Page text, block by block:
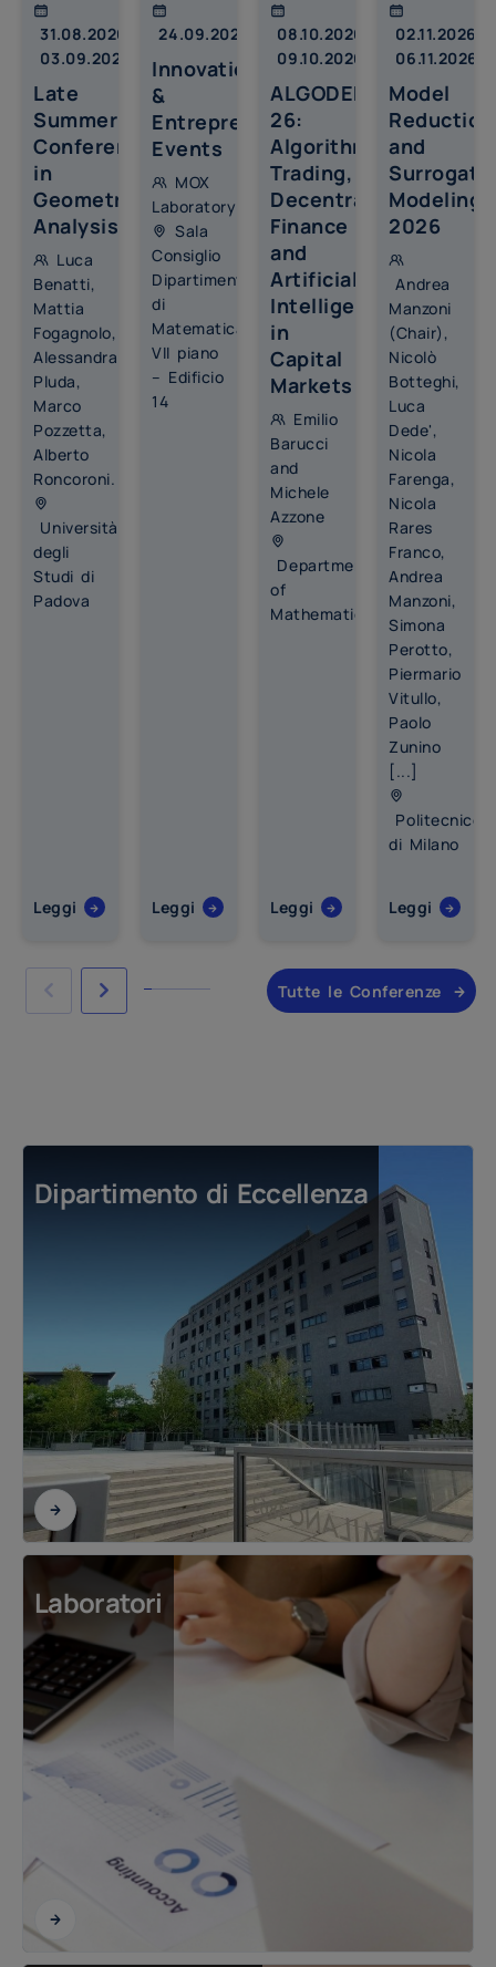
31.08.2026 –
03.09.2026
Late
Summer
Conference
in
Geometric
Analysis
Luca
Benatti,
Mattia
Fogagnolo,
Alessandra
Pluda,
Marco
Pozzetta,
Alberto
Roncoroni.
Università
degli
Studi di
Padova
Leggi
24.09.2026
Innovation
&
Entrepreneurship
Events
MOX
Laboratory
Sala
Consiglio
Dipartimento
di
Matematica,
VII piano
– Edificio
14
Leggi
08.10.2026 –
09.10.2026
ALGODEFI
26:
Algorithmic
Trading,
Decentralized
Finance
and
Artificial
Intelligence
in
Capital
Markets
Emilio
Barucci
and
Michele
Azzone
Department
of
Mathematics
Leggi
02.11.2026 –
06.11.2026
Model
Reduction
and
Surrogate
Modeling
2026
Andrea
Manzoni
(Chair),
Nicolò
Botteghi,
Luca
Dede',
Nicola
Farenga,
Nicola
Rares
Franco,
Andrea
Manzoni,
Simona
Perotto,
Piermario
Vitullo,
Paolo
Zunino
[...]
Politecnico
di Milano
Leggi
Tutte le Conferenze
Dipartimento di Eccellenza
Laboratori
Google Analytics 4 viene usato esclusivamente
sono attivi Google Signals, remarketing, pubblicita
personalizzata o collegamenti a Google Ads.
Scopo dell: Statistiche
Cookie Tecnici(sempre richiesto)
Scopo dell:Tecnici
Rifiuto Accetto i selezionati
Realizzato con Klaro!